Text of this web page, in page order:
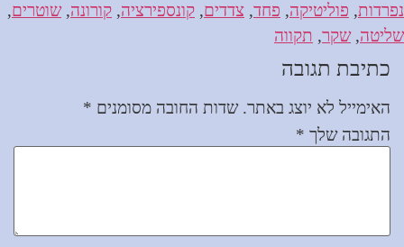
נפרדות, פוליטיקה, פחד, צדדים, קונספירציה, קורונה,שוטרים,
שליטה,שקר, תקווה
כתיבת תגובה
האימייל לא יוצג באתר. שדות החובה מסומנים *
התגובה שלך *